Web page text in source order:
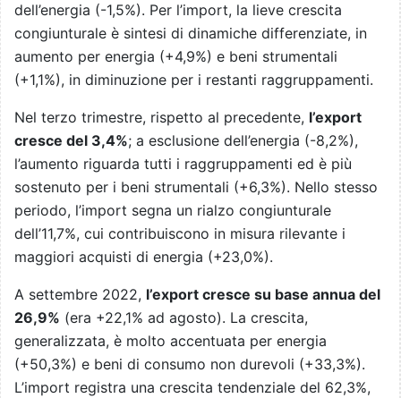
dell’energia (-1,5%). Per l’import, la lieve crescita
congiunturale è sintesi di dinamiche differenziate, in
aumento per energia (+4,9%) e beni strumentali
(+1,1%), in diminuzione per i restanti raggruppamenti.
Nel terzo trimestre, rispetto al precedente, l’export
cresce del 3,4%; a esclusione dell’energia (-8,2%),
l’aumento riguarda tutti i raggruppamenti ed è più
sostenuto per i beni strumentali (+6,3%). Nello stesso
periodo, l’import segna un rialzo congiunturale
dell’11,7%, cui contribuiscono in misura rilevante i
maggiori acquisti di energia (+23,0%).
A settembre 2022, l’export cresce su base annua del
26,9% (era +22,1% ad agosto). La crescita,
generalizzata, è molto accentuata per energia
(+50,3%) e beni di consumo non durevoli (+33,3%).
L’import registra una crescita tendenziale del 62,3%,